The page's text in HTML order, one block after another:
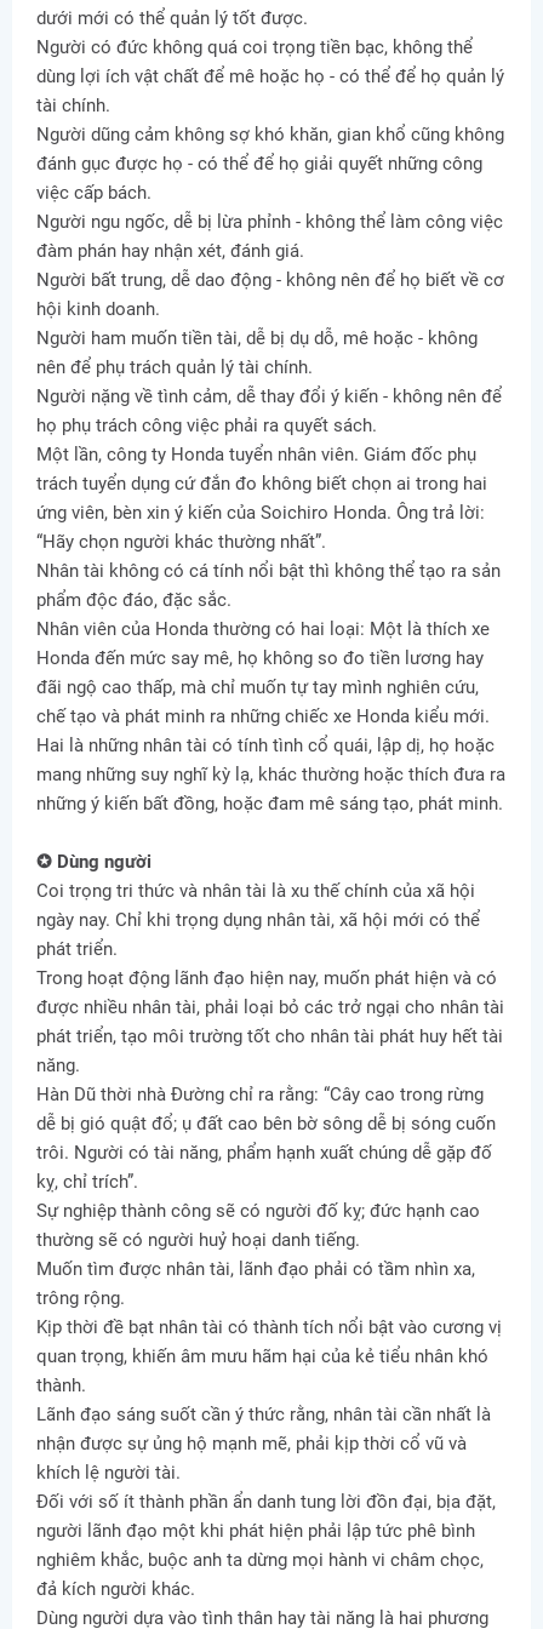
dưới mới có thể quản lý tốt được.
Người có đức không quá coi trọng tiền bạc, không thể
dùng lợi ích vật chất để mê hoặc họ - có thể để họ quản lý
tài chính.
Người dũng cảm không sợ khó khăn, gian khổ cũng không
đánh gục được họ - có thể để họ giải quyết những công
việc cấp bách.
Người ngu ngốc, dễ bị lừa phỉnh - không thể làm công việc
đàm phán hay nhận xét, đánh giá.
Người bất trung, dễ dao động - không nên để họ biết về cơ
hội kinh doanh.
Người ham muốn tiền tài, dễ bị dụ dỗ, mê hoặc - không
nên để phụ trách quản lý tài chính.
Người nặng về tình cảm, dễ thay đổi ý kiến - không nên để
họ phụ trách công việc phải ra quyết sách.
Một lần, công ty Honda tuyển nhân viên. Giám đốc phụ
trách tuyển dụng cứ đắn đo không biết chọn ai trong hai
ứng viên, bèn xin ý kiến của Soichiro Honda. Ông trả lời:
“Hãy chọn người khác thường nhất”.
Nhân tài không có cá tính nổi bật thì không thể tạo ra sản
phẩm độc đáo, đặc sắc.
Nhân viên của Honda thường có hai loại: Một là thích xe
Honda đến mức say mê, họ không so đo tiền lương hay
đãi ngộ cao thấp, mà chỉ muốn tự tay mình nghiên cứu,
chế tạo và phát minh ra những chiếc xe Honda kiểu mới.
Hai là những nhân tài có tính tình cổ quái, lập dị, họ hoặc
mang những suy nghĩ kỳ lạ, khác thường hoặc thích đưa ra
những ý kiến bất đồng, hoặc đam mê sáng tạo, phát minh.
✪ Dùng người
Coi trọng tri thức và nhân tài là xu thế chính của xã hội
ngày nay. Chỉ khi trọng dụng nhân tài, xã hội mới có thể
phát triển.
Trong hoạt động lãnh đạo hiện nay, muốn phát hiện và có
được nhiều nhân tài, phải loại bỏ các trở ngại cho nhân tài
phát triển, tạo môi trường tốt cho nhân tài phát huy hết tài
năng.
Hàn Dũ thời nhà Đường chỉ ra rằng: “Cây cao trong rừng
dễ bị gió quật đổ; ụ đất cao bên bờ sông dễ bị sóng cuốn
trôi. Người có tài năng, phẩm hạnh xuất chúng dễ gặp đố
kỵ, chỉ trích”.
Sự nghiệp thành công sẽ có người đố kỵ; đức hạnh cao
thường sẽ có người huỷ hoại danh tiếng.
Muốn tìm được nhân tài, lãnh đạo phải có tầm nhìn xa,
trông rộng.
Kịp thời đề bạt nhân tài có thành tích nổi bật vào cương vị
quan trọng, khiến âm mưu hãm hại của kẻ tiểu nhân khó
thành.
Lãnh đạo sáng suốt cần ý thức rằng, nhân tài cần nhất là
nhận được sự ủng hộ mạnh mẽ, phải kịp thời cổ vũ và
khích lệ người tài.
Đối với số ít thành phần ẩn danh tung lời đồn đại, bịa đặt,
người lãnh đạo một khi phát hiện phải lập tức phê bình
nghiêm khắc, buộc anh ta dừng mọi hành vi châm chọc,
đả kích người khác.
Dùng người dựa vào tình thân hay tài năng là hai phương